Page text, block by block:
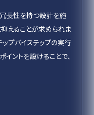
長性を持つ設計を施
えることが求められま
ップバイステップの実行
イントを設けることで、